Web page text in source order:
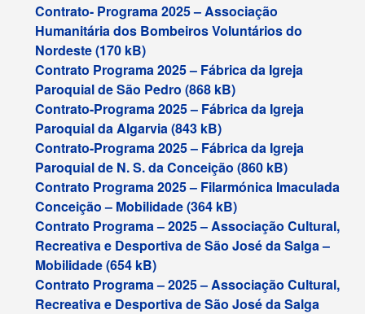
Contrato- Programa 2025 – Associação
Humanitária dos Bombeiros Voluntários do
Nordeste
Contrato Programa 2025 – Fábrica da Igreja
Paroquial de São Pedro
Contrato-Programa 2025 – Fábrica da Igreja
Paroquial da Algarvia
Contrato-Programa 2025 – Fábrica da Igreja
Paroquial de N. S. da Conceição
Contrato Programa 2025 – Filarmónica Imaculada
Conceição – Mobilidade
Contrato Programa – 2025 – Associação Cultural,
Recreativa e Desportiva de São José da Salga –
Mobilidade
Contrato Programa – 2025 – Associação Cultural,
Recreativa e Desportiva de São José da Salga